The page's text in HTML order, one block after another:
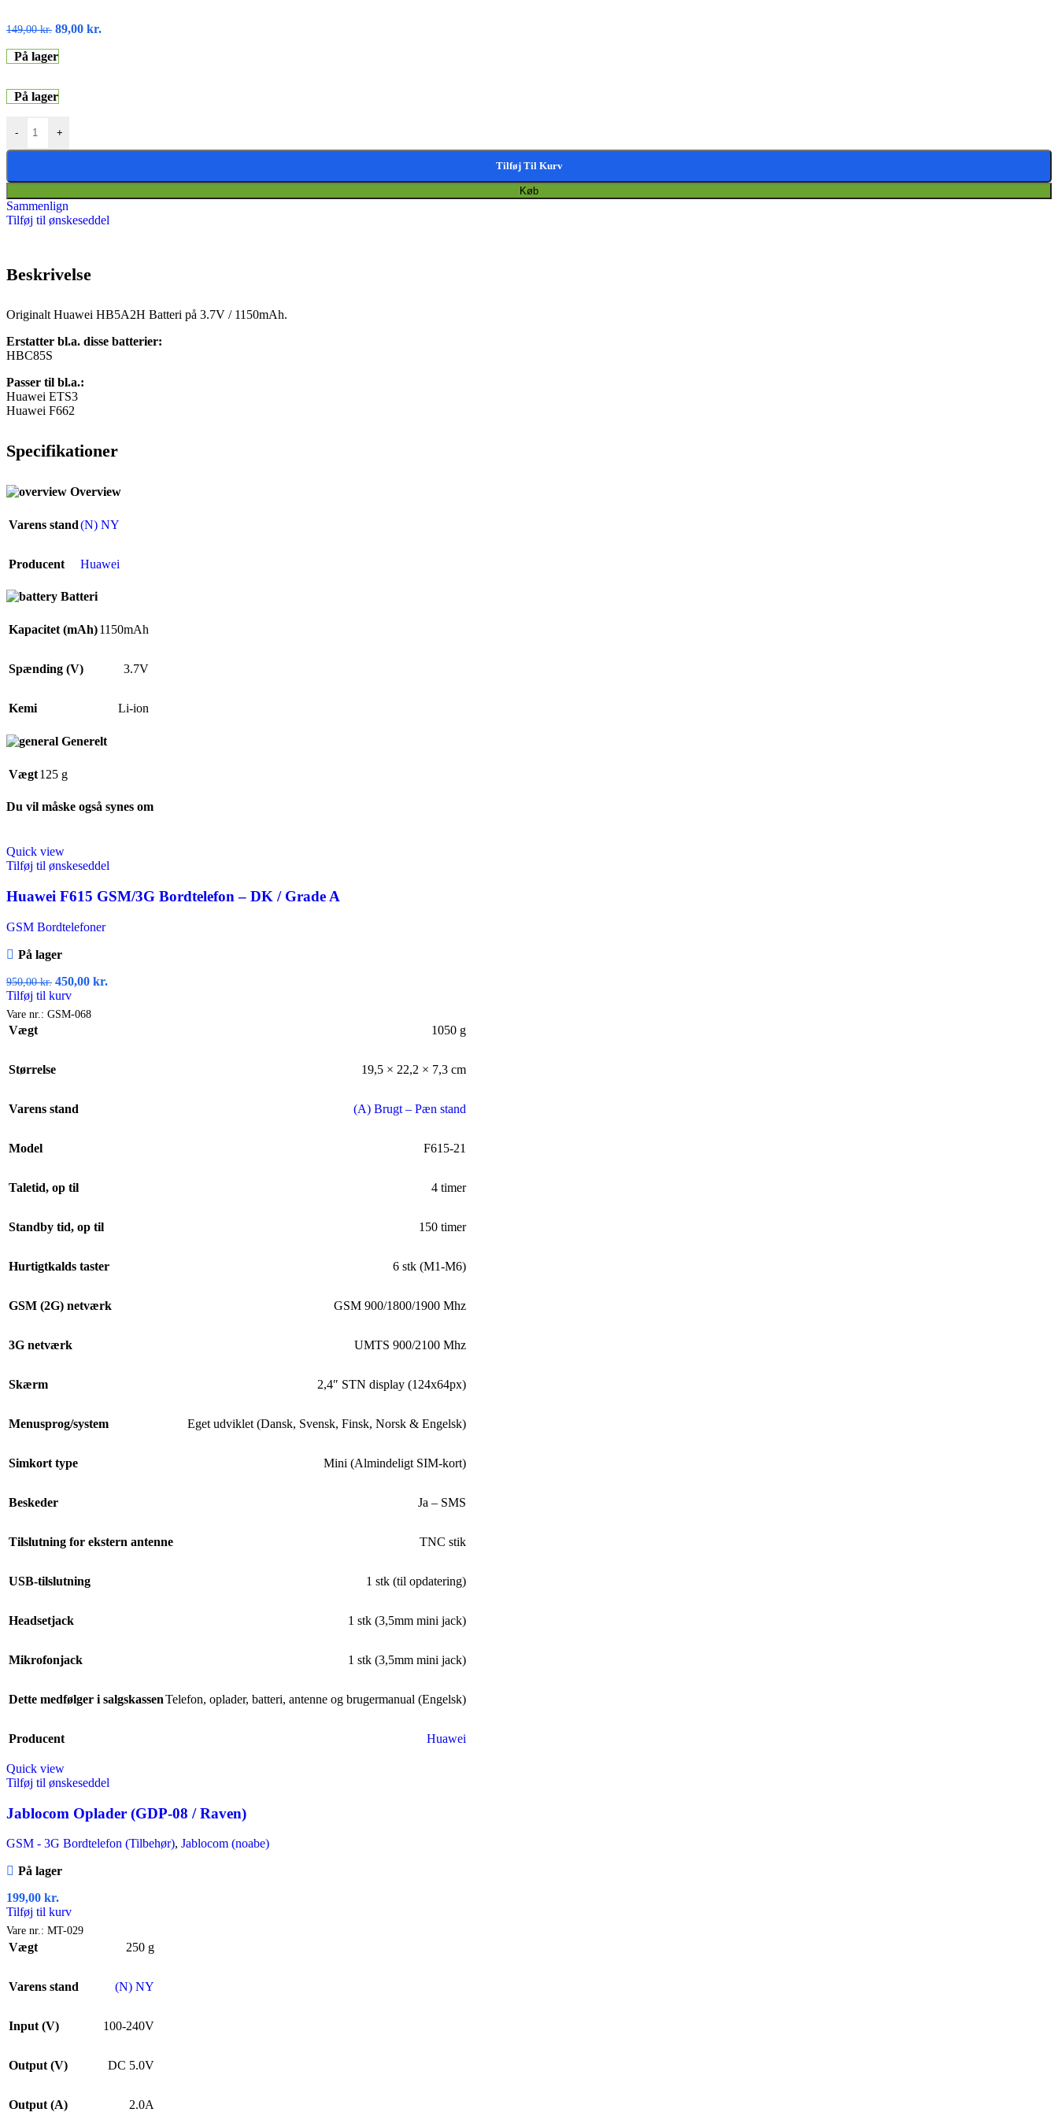
149,00kr. 89,00 kr.
På lager
På lager
- +
Tilføj Til Kurv
Køb
Sammenlign
Tilføj til ønskeseddel
Beskrivelse
Originalt Huawei HB5A2H Batteri på 3.7V / 1150mAh.
Erstatter bl.a. disse batterier:
HBC85S
Passer til bl.a.:
Huawei ETS3
Huawei F662
Specifikationer
Overview
Varens stand(N) NY
Producent Huawei
Batteri
Kapacitet (mAh)1150mAh
Spænding (V) 3.7V
Kemi Li-ion
Generelt
Vægt125 g
Du vil måske også synes om
Quick view
Tilføj til ønskeseddel
Huawei F615 GSM/3G Bordtelefon – DK / Grade A
GSM Bordtelefoner
På lager
950,00kr. 450,00 kr.
Tilføj til kurv
Vare nr.: GSM-068
Vægt 1050 g
Størrelse 19,5 × 22,2 × 7,3 cm
Varens stand (A) Brugt – Pæn stand
Model F615-21
Taletid, op til 4 timer
Standby tid, op til 150 timer
Hurtigtkalds taster 6 stk (M1-M6)
GSM (2G) netværk GSM 900/1800/1900 Mhz
3G netværk UMTS 900/2100 Mhz
Skærm 2,4″ STN display (124x64px)
Menusprog/system Eget udviklet (Dansk, Svensk, Finsk, Norsk & Engelsk)
Simkort type Mini (Almindeligt SIM-kort)
Beskeder Ja – SMS
Tilslutning for ekstern antenne TNC stik
USB-tilslutning 1 stk (til opdatering)
Headsetjack 1 stk (3,5mm mini jack)
Mikrofonjack 1 stk (3,5mm mini jack)
Dette medfølger i salgskassenTelefon, oplader, batteri, antenne og brugermanual (Engelsk)
Producent Huawei
Quick view
Tilføj til ønskeseddel
Jablocom Oplader (GDP-08 / Raven)
GSM - 3G Bordtelefon (Tilbehør), Jablocom (noabe)
På lager
199,00 kr.
Tilføj til kurv
Vare nr.: MT-029
Vægt 250 g
Varens stand (N) NY
Input (V) 100-240V
Output (V) DC 5.0V
Output (A) 2.0A